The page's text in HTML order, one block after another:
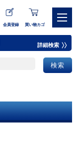
会員登録 買い物カゴ
詳細検索